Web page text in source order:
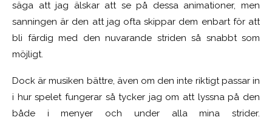
säga att jag älskar att se på dessa animationer, men
sanningen är den att jag ofta skippar dem enbart för att
bli färdig med den nuvarande striden så snabbt som
möjligt.
Dock är musiken bättre, även om den inte riktigt passar in
i hur spelet fungerar så tycker jag om att lyssna på den
både i menyer och under alla mina strider.